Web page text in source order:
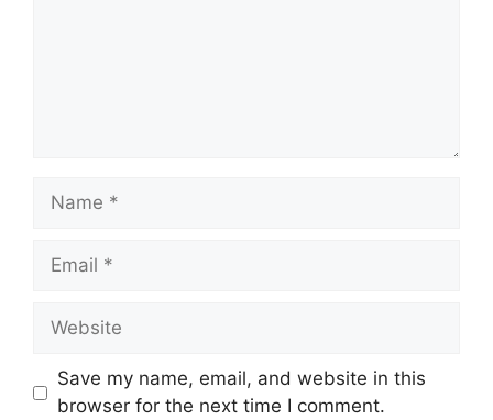
Name
Email
Website
Save my name, email, and website in this
browser for the next time I comment.